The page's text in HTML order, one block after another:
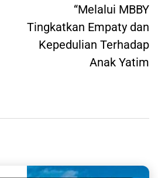
“Melalui MBBY
Tingkatkan Empaty dan
Kepedulian Terhadap
Anak Yatim